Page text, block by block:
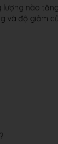
nào
và độ giảm